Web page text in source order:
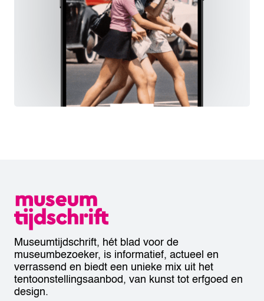
Museumtijdschrift, hét blad voor de
museumbezoeker, is informatief, actueel en
verrassend en biedt een unieke mix uit het
tentoonstellingsaanbod, van kunst tot erfgoed en
design.